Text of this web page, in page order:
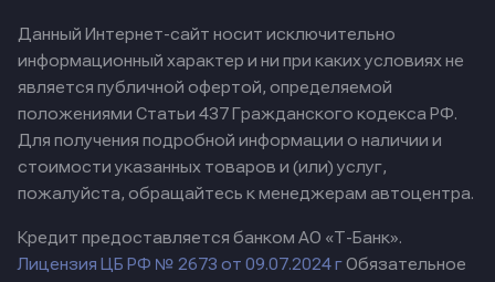
Данный Интернет-сайт носит исключительно
информационный характер и ни при каких условиях не
является публичной офертой, определяемой
положениями Статьи 437 Гражданского кодекса РФ.
Для получения подробной информации о наличии и
стоимости указанных товаров и (или) услуг,
пожалуйста, обращайтесь к менеджерам автоцентра.
Кредит предоставляется банком АО «Т-Банк».
Лицензия ЦБ РФ № 2673 от 09.07.2024 гОбязательное